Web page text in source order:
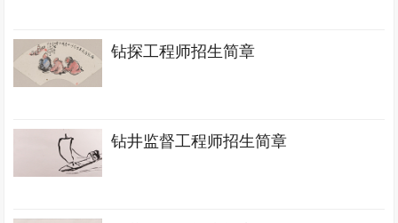
钻探工程师招生简章
钻井监督工程师招生简章